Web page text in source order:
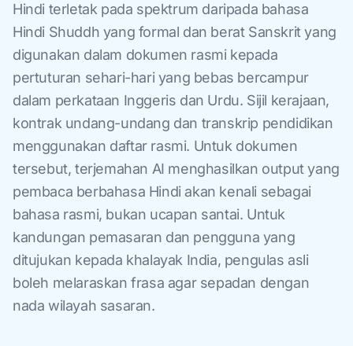
Hindi terletak pada spektrum daripada bahasa
Hindi Shuddh yang formal dan berat Sanskrit yang
digunakan dalam dokumen rasmi kepada
pertuturan sehari-hari yang bebas bercampur
dalam perkataan Inggeris dan Urdu. Sijil kerajaan,
kontrak undang-undang dan transkrip pendidikan
menggunakan daftar rasmi. Untuk dokumen
tersebut, terjemahan AI menghasilkan output yang
pembaca berbahasa Hindi akan kenali sebagai
bahasa rasmi, bukan ucapan santai. Untuk
kandungan pemasaran dan pengguna yang
ditujukan kepada khalayak India, pengulas asli
boleh melaraskan frasa agar sepadan dengan
nada wilayah sasaran.